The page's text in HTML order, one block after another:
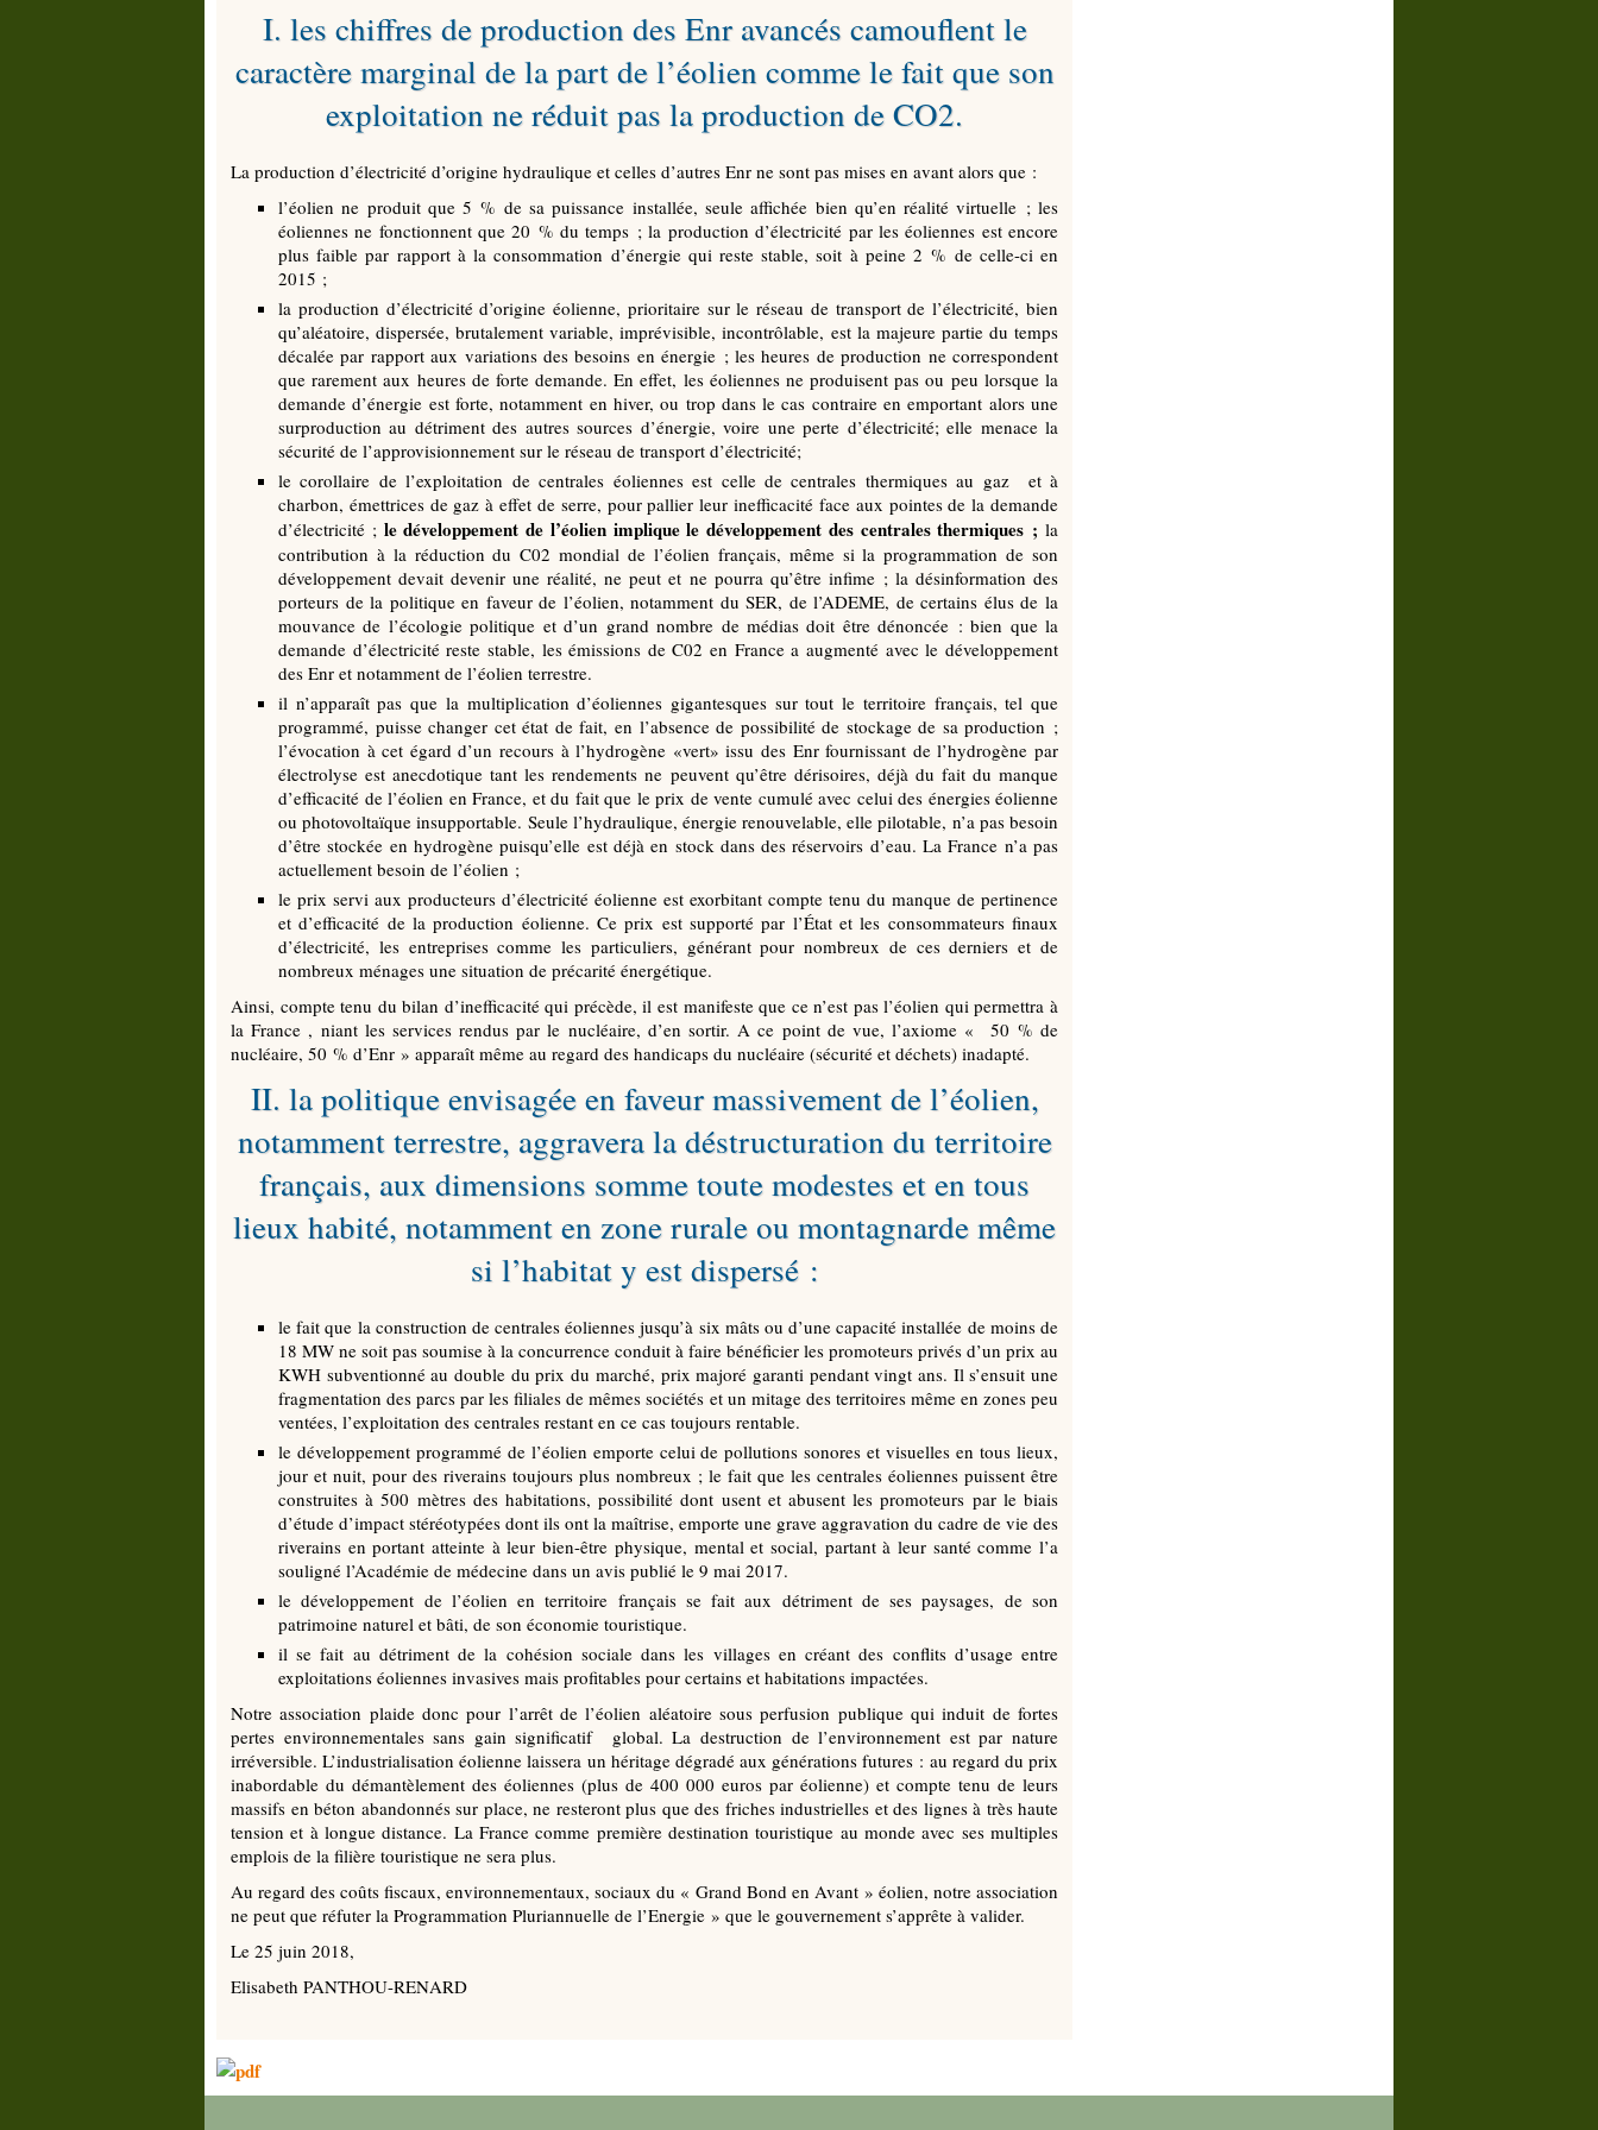
I. les chiffres de production des Enr avancés camouflent le
caractère marginal de la part de l’éolien comme le fait que son
exploitation ne réduit pas la production de CO2.
La production d’électricité d’origine hydraulique et celles d’autres Enr ne sont pas mises en avant alors que :
l’éolien ne produit que 5 % de sa puissance installée, seule affichée bien qu’en réalité virtuelle ; les
éoliennes ne fonctionnent que 20 % du temps ; la production d’électricité par les éoliennes est encore
plus faible par rapport à la consommation d’énergie qui reste stable, soit à peine 2 % de celle-ci en
2015 ;
la production d’électricité d’origine éolienne, prioritaire sur le réseau de transport de l’électricité, bien
qu’aléatoire, dispersée, brutalement variable, imprévisible, incontrôlable, est la majeure partie du temps
décalée par rapport aux variations des besoins en énergie ; les heures de production ne correspondent
que rarement aux heures de forte demande. En effet, les éoliennes ne produisent pas ou peu lorsque la
demande d’énergie est forte, notamment en hiver, ou trop dans le cas contraire en emportant alors une
surproduction au détriment des autres sources d’énergie, voire une perte d’électricité; elle menace la
sécurité de l’approvisionnement sur le réseau de transport d’électricité;
le corollaire de l’exploitation de centrales éoliennes est celle de centrales thermiques au gaz et à
charbon, émettrices de gaz à effet de serre, pour pallier leur inefficacité face aux pointes de la demande
d’électricité ; le développement de l’éolien implique le développement des centrales thermiques ; la
contribution à la réduction du C02 mondial de l’éolien français, même si la programmation de son
développement devait devenir une réalité, ne peut et ne pourra qu’être infime ; la désinformation des
porteurs de la politique en faveur de l’éolien, notamment du SER, de l’ADEME, de certains élus de la
mouvance de l’écologie politique et d’un grand nombre de médias doit être dénoncée : bien que la
demande d’électricité reste stable, les émissions de C02 en France a augmenté avec le développement
des Enr et notamment de l’éolien terrestre.
il n’apparaît pas que la multiplication d’éoliennes gigantesques sur tout le territoire français, tel que
programmé, puisse changer cet état de fait, en l’absence de possibilité de stockage de sa production ;
l’évocation à cet égard d’un recours à l’hydrogène «vert» issu des Enr fournissant de l’hydrogène par
électrolyse est anecdotique tant les rendements ne peuvent qu’être dérisoires, déjà du fait du manque
d’efficacité de l’éolien en France, et du fait que le prix de vente cumulé avec celui des énergies éolienne
ou photovoltaïque insupportable. Seule l’hydraulique, énergie renouvelable, elle pilotable, n’a pas besoin
d’être stockée en hydrogène puisqu’elle est déjà en stock dans des réservoirs d’eau. La France n’a pas
actuellement besoin de l’éolien ;
le prix servi aux producteurs d’électricité éolienne est exorbitant compte tenu du manque de pertinence
et d’efficacité de la production éolienne. Ce prix est supporté par l’État et les consommateurs finaux
d’électricité, les entreprises comme les particuliers, générant pour nombreux de ces derniers et de
nombreux ménages une situation de précarité énergétique.
Ainsi, compte tenu du bilan d’inefficacité qui précède, il est manifeste que ce n’est pas l’éolien qui permettra à
la France , niant les services rendus par le nucléaire, d’en sortir. A ce point de vue, l’axiome « 50 % de
nucléaire, 50 % d’Enr » apparaît même au regard des handicaps du nucléaire (sécurité et déchets) inadapté.
II. la politique envisagée en faveur massivement de l’éolien,
notamment terrestre, aggravera la déstructuration du territoire
français, aux dimensions somme toute modestes et en tous
lieux habité, notamment en zone rurale ou montagnarde même
si l’habitat y est dispersé :
le fait que la construction de centrales éoliennes jusqu’à six mâts ou d’une capacité installée de moins de
18 MW ne soit pas soumise à la concurrence conduit à faire bénéficier les promoteurs privés d’un prix au
KWH subventionné au double du prix du marché, prix majoré garanti pendant vingt ans. Il s’ensuit une
fragmentation des parcs par les filiales de mêmes sociétés et un mitage des territoires même en zones peu
ventées, l’exploitation des centrales restant en ce cas toujours rentable.
le développement programmé de l’éolien emporte celui de pollutions sonores et visuelles en tous lieux,
jour et nuit, pour des riverains toujours plus nombreux ; le fait que les centrales éoliennes puissent être
construites à 500 mètres des habitations, possibilité dont usent et abusent les promoteurs par le biais
d’étude d’impact stéréotypées dont ils ont la maîtrise, emporte une grave aggravation du cadre de vie des
riverains en portant atteinte à leur bien-être physique, mental et social, partant à leur santé comme l’a
souligné l’Académie de médecine dans un avis publié le 9 mai 2017.
le développement de l’éolien en territoire français se fait aux détriment de ses paysages, de son
patrimoine naturel et bâti, de son économie touristique.
il se fait au détriment de la cohésion sociale dans les villages en créant des conflits d’usage entre
exploitations éoliennes invasives mais profitables pour certains et habitations impactées.
Notre association plaide donc pour l’arrêt de l’éolien aléatoire sous perfusion publique qui induit de fortes
pertes environnementales sans gain significatif global. La destruction de l’environnement est par nature
irréversible. L’industrialisation éolienne laissera un héritage dégradé aux générations futures : au regard du prix
inabordable du démantèlement des éoliennes (plus de 400 000 euros par éolienne) et compte tenu de leurs
massifs en béton abandonnés sur place, ne resteront plus que des friches industrielles et des lignes à très haute
tension et à longue distance. La France comme première destination touristique au monde avec ses multiples
emplois de la filière touristique ne sera plus.
Au regard des coûts fiscaux, environnementaux, sociaux du « Grand Bond en Avant » éolien, notre association
ne peut que réfuter la Programmation Pluriannuelle de l’Energie » que le gouvernement s’apprête à valider.
Le 25 juin 2018,
Elisabeth PANTHOU-RENARD